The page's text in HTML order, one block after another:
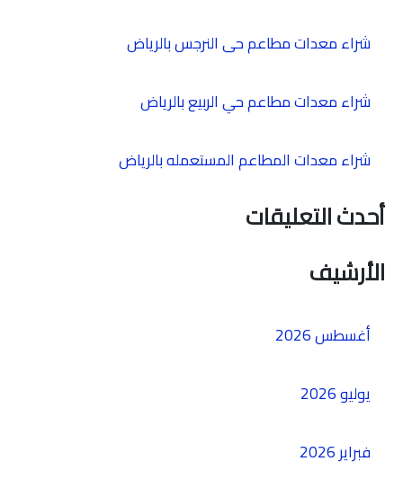
شراء معدات مطاعم حى النرجس بالرياض
شراء معدات مطاعم حي الربيع بالرياض
شراء معدات المطاعم المستعمله بالرياض
أحدث التعليقات
الأرشيف
أغسطس 2026
يوليو 2026
فبراير 2026